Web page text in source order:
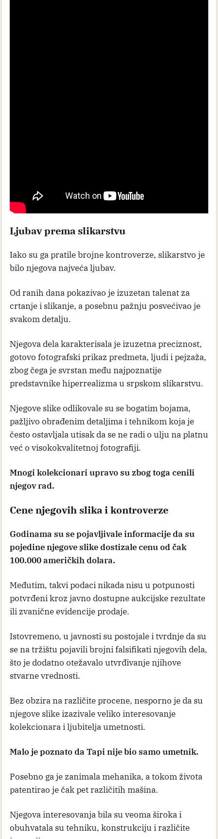
Ljubav prema slikarstvu
Iako su ga pratile brojne kontroverze, slikarstvo je
bilo njegova najveća ljubav.
Od ranih dana pokazivao je izuzetan talenat za
crtanje i slikanje, a posebnu pažnju posvećivao je
svakom detalju.
Njegova dela karakterisala je izuzetna preciznost,
gotovo fotografski prikaz predmeta, ljudi i pejzaža,
zbog čega je svrstan među najpoznatije
predstavnike hiperrealizma u srpskom slikarstvu.
Njegove slike odlikovale su se bogatim bojama,
pažljivo obrađenim detaljima i tehnikom koja je
često ostavljala utisak da se ne radi o ulju na platnu
već o visokokvalitetnoj fotografiji.
Mnogi kolekcionari upravo su zbog toga cenili
njegov rad.
Cene njegovih slika i kontroverze
Godinama su se pojavljivale informacije da su
pojedine njegove slike dostizale cenu od čak
100.000 američkih dolara.
Međutim, takvi podaci nikada nisu u potpunosti
potvrđeni kroz javno dostupne aukcijske rezultate
ili zvanične evidencije prodaje.
Istovremeno, u javnosti su postojale i tvrdnje da su
se na tržištu pojavili brojni falsifikati njegovih dela,
što je dodatno otežavalo utvrđivanje njihove
stvarne vrednosti.
Bez obzira na različite procene, nesporno je da su
njegove slike izazivale veliko interesovanje
kolekcionara i ljubitelja umetnosti.
Malo je poznato da Tapi nije bio samo umetnik.
Posebno ga je zanimala mehanika, a tokom života
patentirao je čak pet različitih mašina.
Njegova interesovanja bila su veoma široka i
obuhvatala su tehniku, konstrukciju i različite